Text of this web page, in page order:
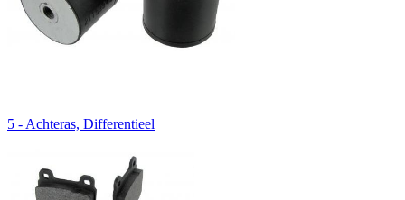
5 - Achteras, Differentieel